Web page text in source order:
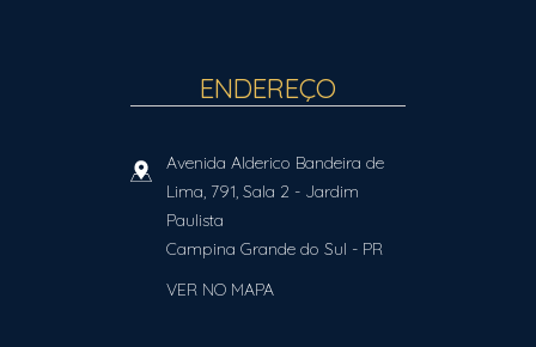
ENDEREÇO
Avenida Alderico Bandeira de
Lima, 791, Sala 2 - Jardim
Paulista
Campina Grande do Sul - PR
VER NO MAPA